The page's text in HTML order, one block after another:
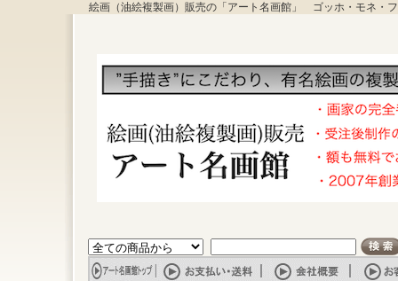
絵画（油絵複製画）販売の「アート名画館」 ゴッホ・モネ・